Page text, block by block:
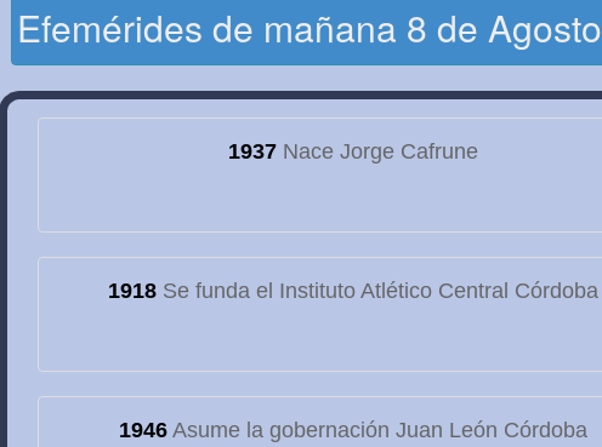
Efemérides de mañana 8 de Agosto
1937Nace Jorge Cafrune
1918Se funda el Instituto Atlético Central Córdoba
1946Asume la gobernación Juan León Córdoba